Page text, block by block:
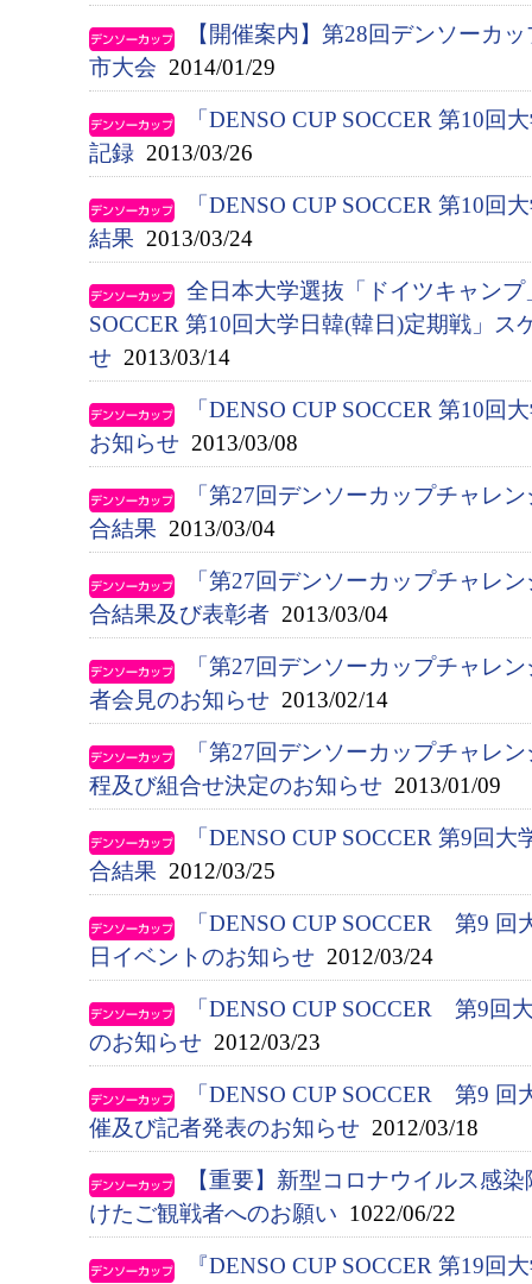
【開催案内】第28回デンソーカ
市大会 2014/01/29
「DENSO CUP SOCCER 第10回
記録 2013/03/26
「DENSO CUP SOCCER 第10回
結果 2013/03/24
全日本大学選抜「ドイツキャンプ
SOCCER 第10回大学日韓(韓日)定期戦」ス
せ 2013/03/14
「DENSO CUP SOCCER 第10回
お知らせ 2013/03/08
「第27回デンソーカップチャレ
合結果 2013/03/04
「第27回デンソーカップチャレ
合結果及び表彰者 2013/03/04
「第27回デンソーカップチャレ
者会見のお知らせ 2013/02/14
「第27回デンソーカップチャレ
程及び組合せ決定のお知らせ 2013/01/09
「DENSO CUP SOCCER 第9回
合結果 2012/03/25
「DENSO CUP SOCCER 第9
日イベントのお知らせ 2012/03/24
「DENSO CUP SOCCER 第9回
のお知らせ 2012/03/23
「DENSO CUP SOCCER 第9
催及び記者発表のお知らせ 2012/03/18
【重要】新型コロナウイルス感
けたご観戦者へのお願い 1022/06/22
『DENSO CUP SOCCER 第19回